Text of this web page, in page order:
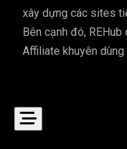
xây dựng các sites
Bên cạnh đó,
Affiliate khuyên dùng